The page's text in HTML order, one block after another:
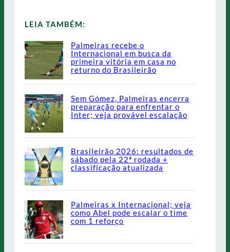
LEIA TAMBÉM:
Palmeiras recebe o
Internacional em busca da
primeira vitória em casa no
returno do Brasileirão
Sem Gómez, Palmeiras encerra
preparação para enfrentar o
Inter; veja provável escalação
Brasileirão 2026: resultados de
sábado pela 22ª rodada +
classificação atualizada
Palmeiras x Internacional; veja
como Abel pode escalar o time
com 1 reforço